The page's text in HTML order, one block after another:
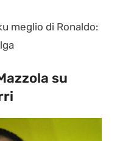
meglio di Ronaldo:
su